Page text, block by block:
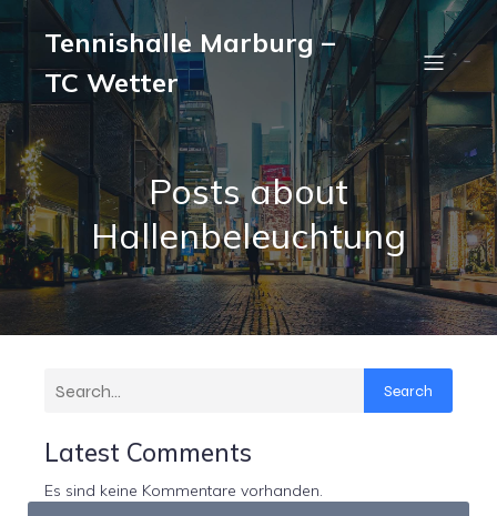
Tennishalle Marburg –
TC Wetter
Posts about
Hallenbeleuchtung
Search
Latest Comments
Es sind keine Kommentare vorhanden.